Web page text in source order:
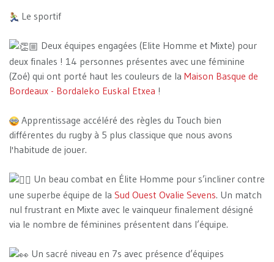
Le sportif
Deux équipes engagées (Elite Homme et Mixte) pour
deux finales ! 14 personnes présentes avec une féminine
(Zoé) qui ont porté haut les couleurs de la Maison Basque de
Bordeaux - Bordaleko Euskal Etxea !
Apprentissage accéléré des règles du Touch bien
différentes du rugby à 5 plus classique que nous avons
l'habitude de jouer.
Un beau combat en Élite Homme pour s’incliner contre
une superbe équipe de la Sud Ouest Ovalie Sevens. Un match
nul frustrant en Mixte avec le vainqueur finalement désigné
via le nombre de féminines présentent dans l’équipe.
Un sacré niveau en 7s avec présence d’équipes